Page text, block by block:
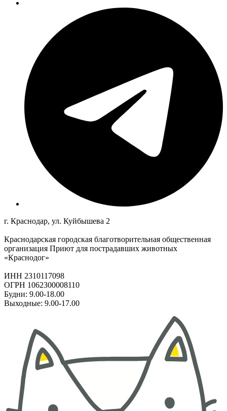
г. Краснодар, ул. Куйбышева 2
Краснодарская городская благотворительная общественная
организация Приют для пострадавших животных
«Краснодог»
ИНН 2310117098
ОГРН 1062300008110
Будни: 9.00-18.00
Выходные: 9.00-17.00